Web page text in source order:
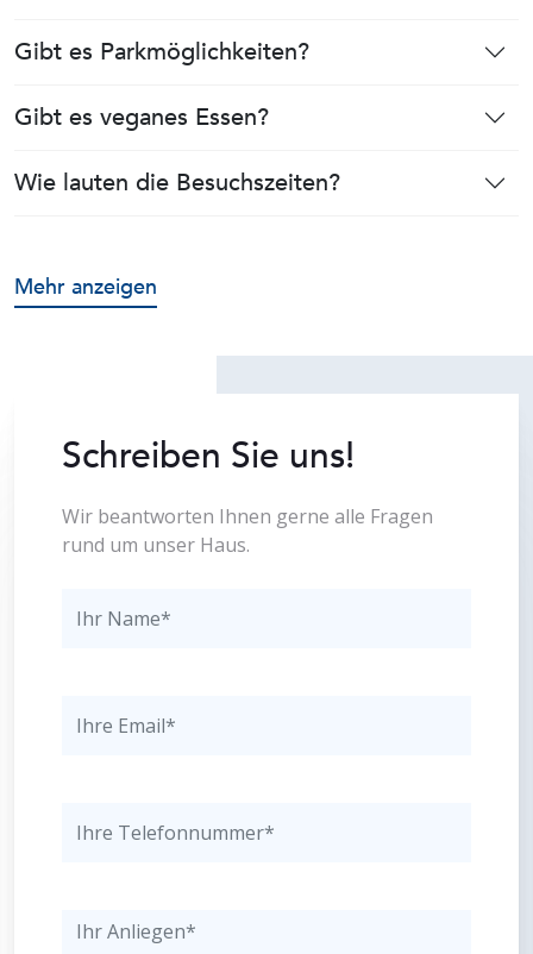
Gibt es Parkmöglichkeiten?
Gibt es veganes Essen?
Wie lauten die Besuchszeiten?
Mehr anzeigen
Schreiben Sie uns!
Wir beantworten Ihnen gerne alle Fragen
rund um unser Haus.